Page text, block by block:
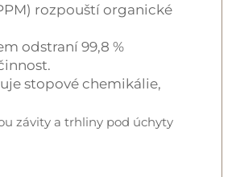
rozpouští organické
odstraní 99,8 %
stopové chemikálie,
závity a trhliny pod úchyty